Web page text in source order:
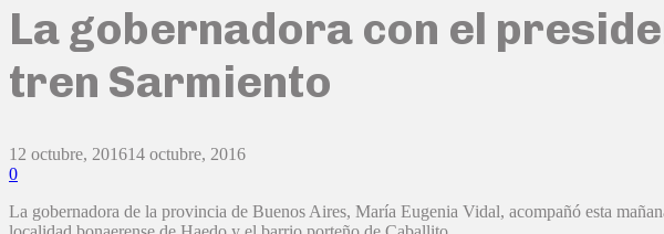
La gobernadora con el
tren Sarmiento
12 octubre, 201614 octubre, 2016
0
La gobernadora de la provincia de Buenos Aires, María Eugenia Vidal, acompañó esta